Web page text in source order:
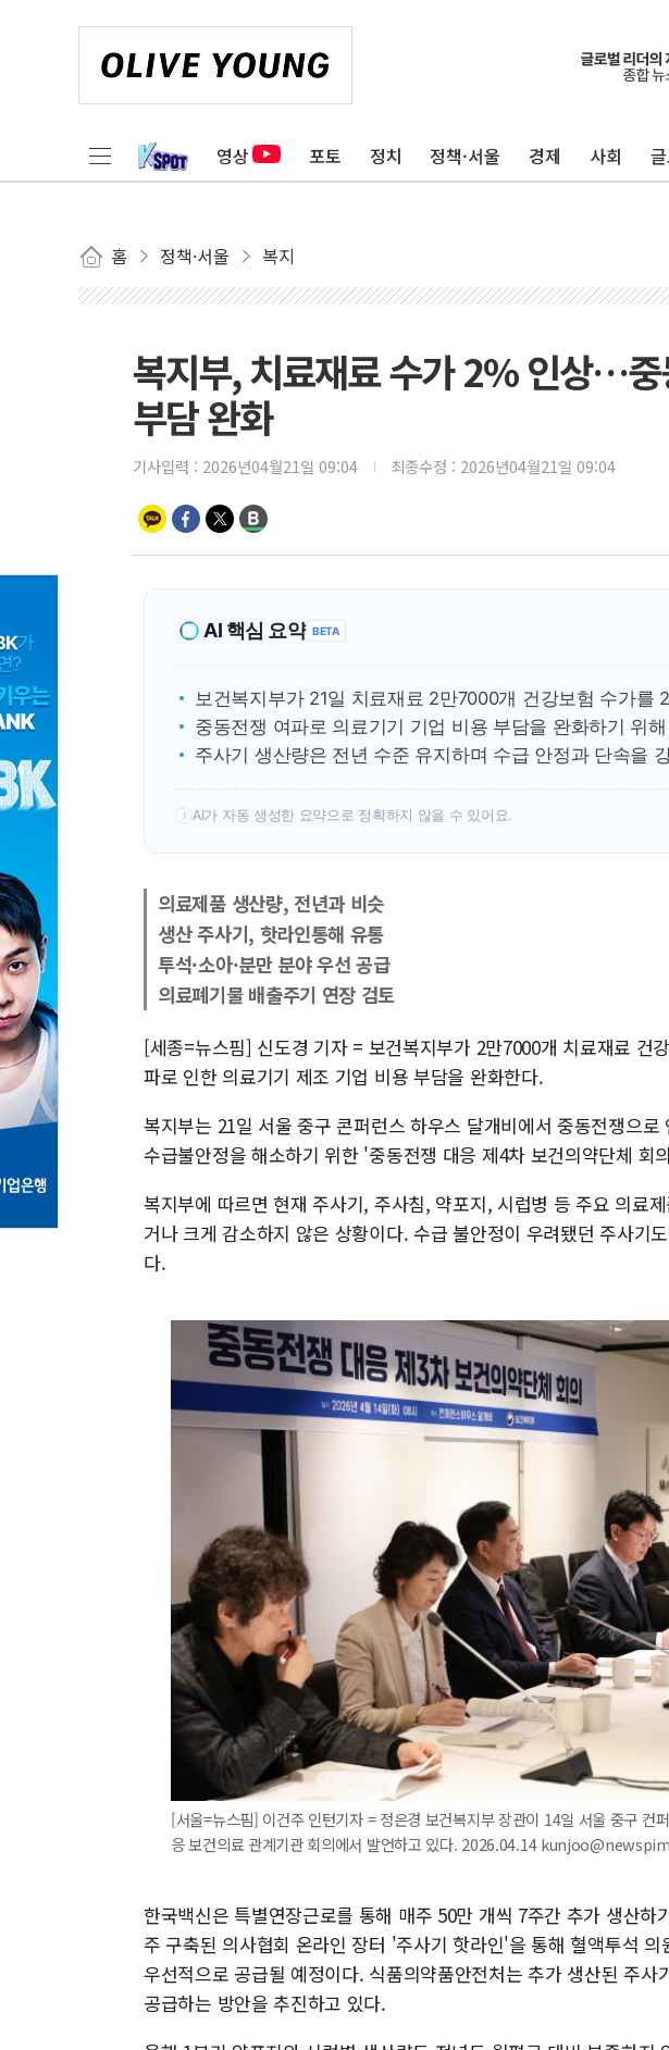
영상 포토 정치 정책·서울 경제 사회
홈 정책·서울 복지
복지부, 치료재료 수가 2% 인상…중
부담 완화
기사입력 : 2026년04월21일 09:04 최종수정 : 2026년04월21일 09:04
AI 핵심 요약 BETA
보건복지부가 21일 치료재료 2만7000개 건강보험 수가를
중동전쟁 여파로 의료기기 기업 비용 부담을 완화하기 위
주사기 생산량은 전년 수준 유지하며 수급 안정과 단속을
! AI가 자동 생성한 요약으로 정확하지 않을 수 있어요.
의료제품 생산량, 전년과 비슷
생산 주사기, 핫라인통해 유통
투석·소아·분만 분야 우선 공급
의료폐기물 배출주기 연장 검토
[세종=뉴스핌] 신도경 기자 = 보건복지부가 2만7000개 치료재료 건
파로 인한 의료기기 제조 기업 비용 부담을 완화한다.
복지부는 21일 서울 중구 콘퍼런스 하우스 달개비에서 중동전쟁으
수급불안정을 해소하기 위한 '중동전쟁 대응 제4차 보건의약단체 회
복지부에 따르면 현재 주사기, 주사침, 약포지, 시럽병 등 주요 의료
거나 크게 감소하지 않은 상황이다. 수급 불안정이 우려됐던 주사기
다.
[서울=뉴스핌] 이건주 인턴기자 = 정은경 보건복지부 장관이 14일 서울 중구 컨
응 보건의료 관계기관 회의에서 발언하고 있다. 2026.04.14
한국백신은 특별연장근로를 통해 매주 50만 개씩 7주간 추가 생산하
주 구축된 의사협회 온라인 장터 '주사기 핫라인'을 통해 혈액투석
우선적으로 공급될 예정이다. 식품의약품안전처는 추가 생산된 주사
공급하는 방안을 추진하고 있다.